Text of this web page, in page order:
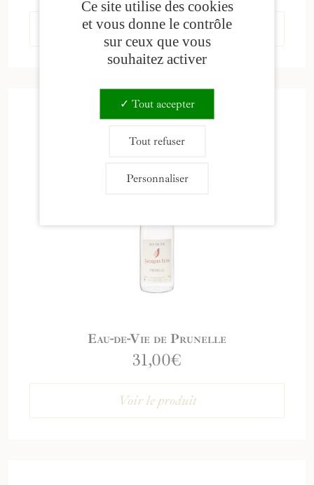
Voir le produit
Eau-de-Vie de Prunelle
31,00€
Voir le produit
Ce site utilise des cookies
et vous donne le contrôle
sur ceux que vous
souhaitez activer
Tout accepter
Tout refuser
Personnaliser